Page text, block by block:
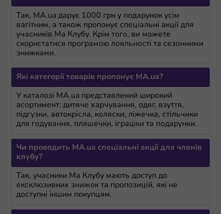
Так, MA.ua дарує 1000 грн у подарунок усім
вагітним, а також пропонує спеціальні акції для
учасників Ма Клубу. Крім того, ви можете
скористатися програмою лояльності та сезонними
знижками.
Які категорії товарів пропонує MA.ua?
У каталозі MA.ua представлений широкий
асортимент: дитяче харчування, одяг, взуття,
підгузки, автокрісла, коляски, ліжечка, стільчики
для годування, пляшечки, іграшки та подарунки.
Чи проводить MA.ua спеціальні акції для членів
клубу?
Так, учасники Ма Клубу мають доступ до
ексклюзивних знижок та пропозицій, які не
доступні іншим покупцям.